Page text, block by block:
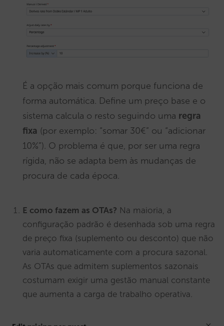
É a opção mais comum porque funciona de
forma automática. Define um preço base e o
sistema calcula o resto seguindo uma regra
fixa (por exemplo: “somar 30€” ou “adicionar
10%”). O problema é que, por ser uma regra
rígida, não se adapta bem às mudanças de
procura de cada época.
E como fazem as OTAs? Na maioria, a
configuração padrão é desenhada sob uma regra
de preço fixa (suplemento ou desconto) que não
varia automaticamente com a procura sazonal.
As OTAs que admitem suplementos sazonais
costumam exigir uma gestão manual constante
que aumenta a carga de trabalho operativa.